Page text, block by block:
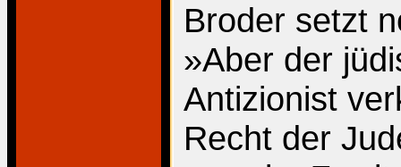
Broder setzt
»Aber der
Antizionist
Recht der